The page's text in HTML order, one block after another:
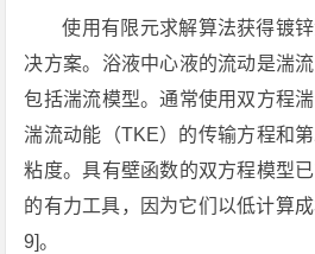
使用有限元求解算法获得镀
决方案。浴液中心液的流动是湍
包括湍流模型。通常使用双方程
湍流动能（TKE）的传输方程和
粘度。具有壁函数的双方程模型
的有力工具，因为它们以低计算
9]。